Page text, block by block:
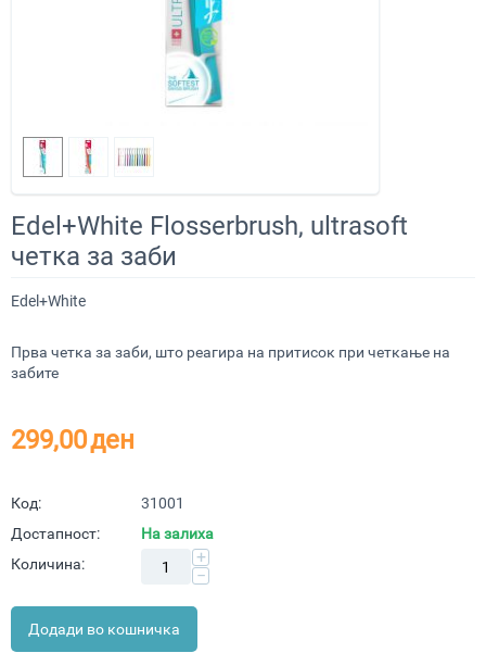
Edel+White Flosserbrush, ultrasoft
четка за заби
Edel+White
Прва четка за заби, што реагира на притисок при четкање на
забите
299,00ден
Код:
31001
Достапност:
На залиха
Количина:
+
−
Додади во кошничка